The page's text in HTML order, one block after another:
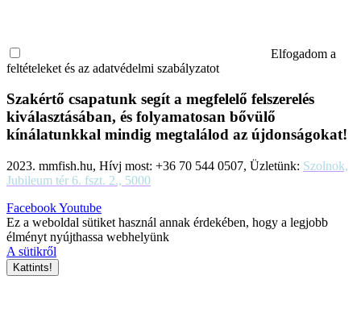
Elfogadom a
feltételeket és az adatvédelmi szabályzatot
Szakértő csapatunk segít a megfelelő felszerelés
kiválasztásában, és folyamatosan bővülő
kínálatunkkal mindig megtalálod az újdonságokat!
2023. mmfish.hu, Hívj most: +36 70 544 0507, Üzletünk: Szolnok,
Jubileum tér 6. fszt. 2., 5000
FacebookYoutube
Ez a weboldal sütiket használ annak érdekében, hogy a legjobb
élményt nyújthassa webhelyünk
A sütikről
Kattints!